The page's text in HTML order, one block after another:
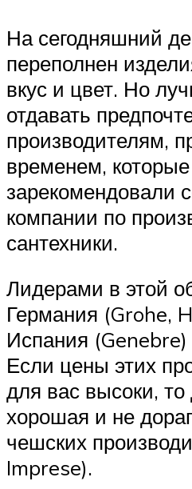
На сегодняшний
переполнен
вкус и цвет. Но
отдавать
производителям,
временем, которые
зарекомендовали
компании по
сантехники.
Лидерами в этой
Германия (Grohe,
Испания
Если цены этих
для вас высоки, то
хорошая и не
чешских
Imprese).